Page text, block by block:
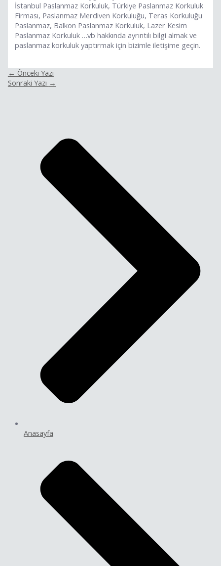
İstanbul Paslanmaz Korkuluk, Türkiye Paslanmaz Korkuluk
Firması, Paslanmaz Merdiven Korkuluğu, Teras Korkuluğu
Paslanmaz, Balkon Paslanmaz Korkuluk, Lazer Kesim
Paslanmaz Korkuluk …vb hakkında ayrıntılı bilgi almak ve
paslanmaz korkuluk yaptırmak için bizimle iletişime geçin.
← Önceki Yazı
Sonraki Yazı →
Anasayfa